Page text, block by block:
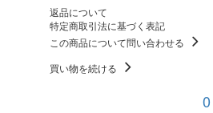
返品について
特定商取引法に基づく表記
この商品について問い合わせる
買い物を続ける
0